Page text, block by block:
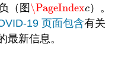
（图 \PageIndexc
\PageIndexc）。
19 页面包含有关
最新信息。